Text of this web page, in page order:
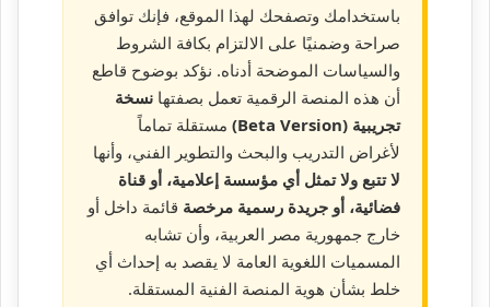
باستخدامك وتصفحك لهذا الموقع، فإنك توافق
صراحة وضمنيًا على الالتزام بكافة الشروط
والسياسات الموضحة أدناه. نؤكد بوضوح قاطع
أن هذه المنصة الرقمية تعمل بصفتها نسخة
تجريبية (Beta Version)
مستقلة تماماً
لأغراض التدريب والبحث والتطوير الفني، وأنها
لا تتبع ولا تمثل أي مؤسسة إعلامية، أو قناة
فضائية، أو جريدة رسمية مرخصة قائمة داخل أو
خارج جمهورية مصر العربية، وأن تشابه
المسميات اللغوية العامة لا يقصد به إحداث أي
خلط بشأن هوية المنصة الفنية المستقلة.